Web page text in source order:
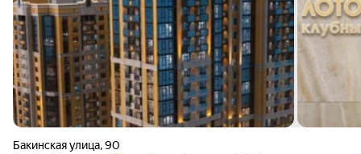
Бакинская улица,90